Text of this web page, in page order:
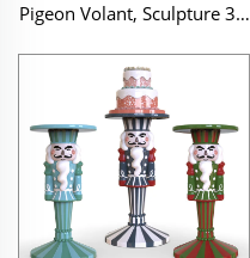
Pigeon Volant, Sculpture 3D
Maison